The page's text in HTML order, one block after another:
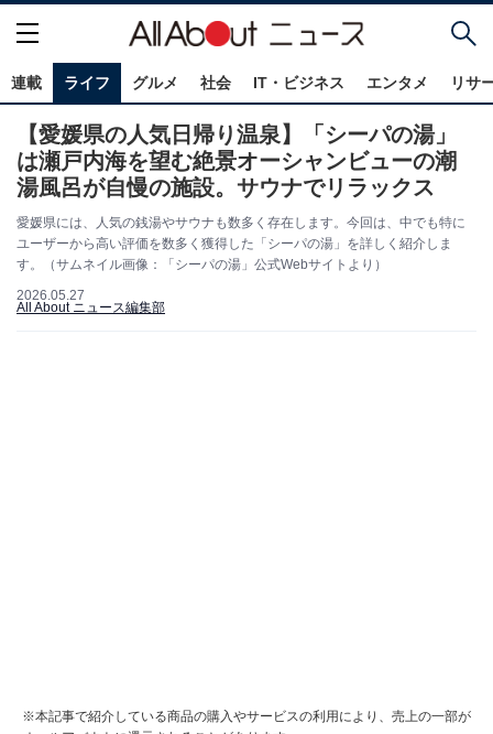
連載 ライフ グルメ 社会 IT・ビジネス エンタメ リサ
【愛媛県の人気日帰り温泉】「シーパの湯」
は瀬戸内海を望む絶景オーシャンビューの潮
湯風呂が自慢の施設。サウナでリラックス
愛媛県には、人気の銭湯やサウナも数多く存在します。今回は、中でも特に
ユーザーから高い評価を数多く獲得した「シーパの湯」を詳しく紹介しま
す。（サムネイル画像：「シーパの湯」公式Webサイトより）
2026.05.27
All About ニュース編集部
※本記事で紹介している商品の購入やサービスの利用により、売上の一部が